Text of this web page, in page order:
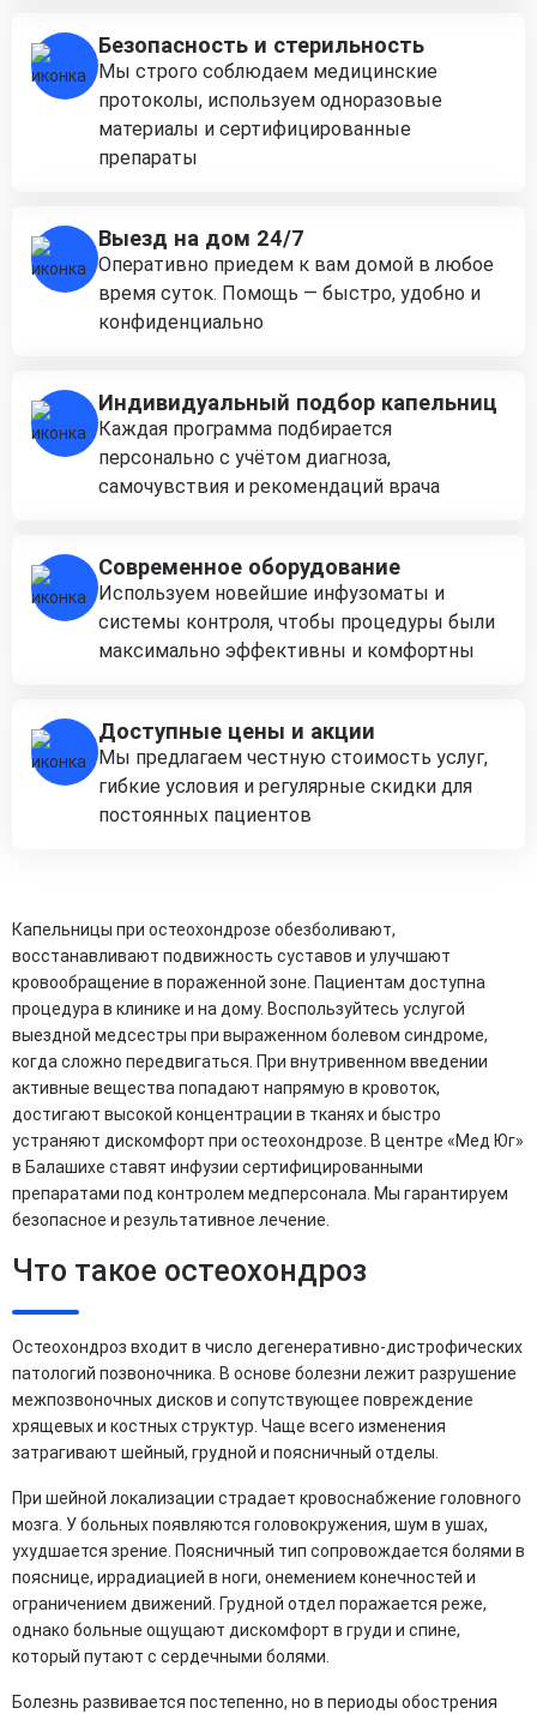
Безопасность и стерильность
Мы строго соблюдаем медицинские
протоколы, используем одноразовые
материалы и сертифицированные
препараты
Выезд на дом 24/7
Оперативно приедем к вам домой в любое
время суток. Помощь — быстро, удобно и
конфиденциально
Индивидуальный подбор капельниц
Каждая программа подбирается
персонально с учётом диагноза,
самочувствия и рекомендаций врача
Современное оборудование
Используем новейшие инфузоматы и
системы контроля, чтобы процедуры были
максимально эффективны и комфортны
Доступные цены и акции
Мы предлагаем честную стоимость услуг,
гибкие условия и регулярные скидки для
постоянных пациентов
Капельницы при остеохондрозе обезболивают,
восстанавливают подвижность суставов и улучшают
кровообращение в пораженной зоне. Пациентам доступна
процедура в клинике и на дому. Воспользуйтесь услугой
выездной медсестры при выраженном болевом синдроме,
когда сложно передвигаться. При внутривенном введении
активные вещества попадают напрямую в кровоток,
достигают высокой концентрации в тканях и быстро
устраняют дискомфорт при остеохондрозе. В центре «Мед Юг»
в Балашихе ставят инфузии сертифицированными
препаратами под контролем медперсонала. Мы гарантируем
безопасное и результативное лечение.
Что такое остеохондроз
Остеохондроз входит в число дегенеративно-дистрофических
патологий позвоночника. В основе болезни лежит разрушение
межпозвоночных дисков и сопутствующее повреждение
хрящевых и костных структур. Чаще всего изменения
затрагивают шейный, грудной и поясничный отделы.
При шейной локализации страдает кровоснабжение головного
мозга. У больных появляются головокружения, шум в ушах,
ухудшается зрение. Поясничный тип сопровождается болями в
пояснице, иррадиацией в ноги, онемением конечностей и
ограничением движений. Грудной отдел поражается реже,
однако больные ощущают дискомфорт в груди и спине,
который путают с сердечными болями.
Болезнь развивается постепенно, но в периоды обострения